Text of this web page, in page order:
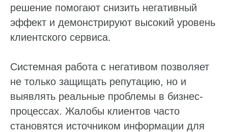
решение помогают снизить негативный
эффект и демонстрируют высокий уровень
клиентского сервиса.
Системная работа с негативом позволяет
не только защищать репутацию, но и
выявлять реальные проблемы в бизнес-
процессах. Жалобы клиентов часто
становятся источником информации для